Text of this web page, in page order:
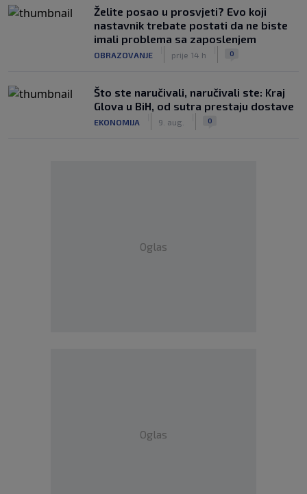
Želite posao u prosvjeti? Evo koji
nastavnik trebate postati da ne biste
imali problema sa zaposlenjem
OBRAZOVANJE prije 14 h 0
Što ste naručivali, naručivali ste: Kraj
Glova u BiH, od sutra prestaju dostave
EKONOMIJA 9. aug. 0
Oglas
Oglas